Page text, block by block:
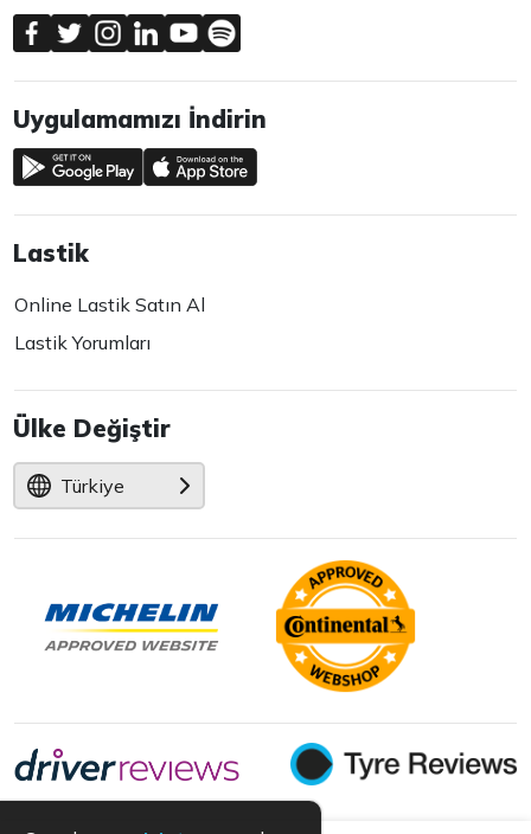
Uygulamamızı İndirin
Lastik
Online Lastik Satın Al
Lastik Yorumları
Ülke Değiştir
Türkiye